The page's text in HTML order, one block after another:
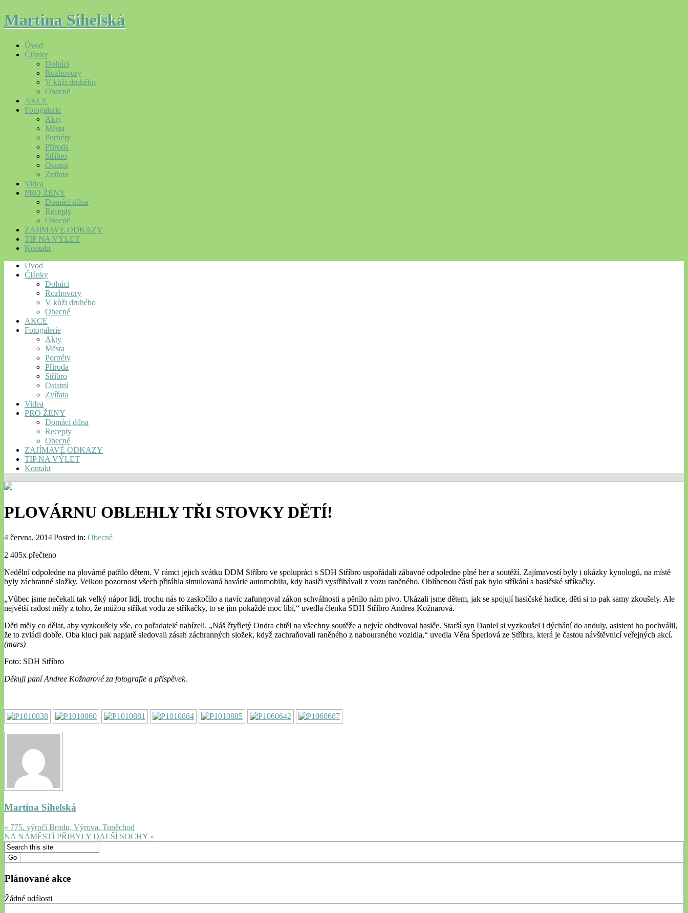
Martina Sihelská
Úvod
Články
Dolníci
Rozhovory
V kůži druhého
Obecné
AKCE
Fotogalerie
Akty
Města
Portréty
Příroda
Stříbro
Ostatní
Zvířata
Videa
PRO ŽENY
Domácí dílna
Recepty
Obecné
ZAJÍMAVÉ ODKAZY
TIP NA VÝLET
Kontakt
Úvod
Články
Dolníci
Rozhovory
V kůži druhého
Obecné
AKCE
Fotogalerie
Akty
Města
Portréty
Příroda
Stříbro
Ostatní
Zvířata
Videa
PRO ŽENY
Domácí dílna
Recepty
Obecné
ZAJÍMAVÉ ODKAZY
TIP NA VÝLET
Kontakt
PLOVÁRNU OBLEHLY TŘI STOVKY DĚTÍ!
4 června, 2014|Posted in: Obecné
2 405x přečteno
Nedělní odpoledne na plovárně patřilo dětem. V rámci jejich svátku DDM Stříbro ve spolupráci s SDH Stříbro uspořádali zábavné odpoledne plné her a soutěží. Zajímavostí byly i ukázky kynologů, na místě
byly záchranné složky. Velkou pozornost všech přitáhla simulovaná havárie automobilu, kdy hasiči vystřihávali z vozu raněného. Oblíbenou částí pak bylo stříkání s hasičské stříkačky.
„Vůbec jsme nečekali tak velký nápor lidí, trochu nás to zaskočilo a navíc zafungoval zákon schválnosti a pěnilo nám pivo. Ukázali jsme dětem, jak se spojují hasičské hadice, děti si to pak samy zkoušely. Ale
největší radost měly z toho, že můžou stříkat vodu ze stříkačky, to se jim pokaždé moc líbí,“ uvedla členka SDH Stříbro Andrea Kožnarová.
Děti měly co dělat, aby vyzkoušely vše, co pořadatelé nabízeli. „Náš čtyřletý Ondra chtěl na všechny soutěže a nejvíc obdivoval hasiče. Starší syn Daniel si vyzkoušel i dýchání do anduly, asistent ho pochválil,
že to zvládl dobře. Oba kluci pak napjatě sledovali zásah záchranných složek, když zachraňovali raněného z nabouraného vozidla,“ uvedla Věra Šperlová ze Stříbra, která je častou návštěvnicí veřejných akcí.
(mars)
Foto: SDH Stříbro
Děkuji paní Andree Kožnarové za fotografie a příspěvek.
Martina Sihelská
« 775. výročí Brodu, Výrova, Tuněchod
NA NÁMĚSTÍ PŘIBYLY DALŠÍ SOCHY »
Plánované akce
Žádné události